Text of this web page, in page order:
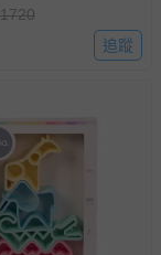
1720
追蹤